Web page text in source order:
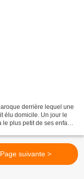
derrière lequel une
élu domicile. Un jour le
plus petit de ses enfants
Page suivante >